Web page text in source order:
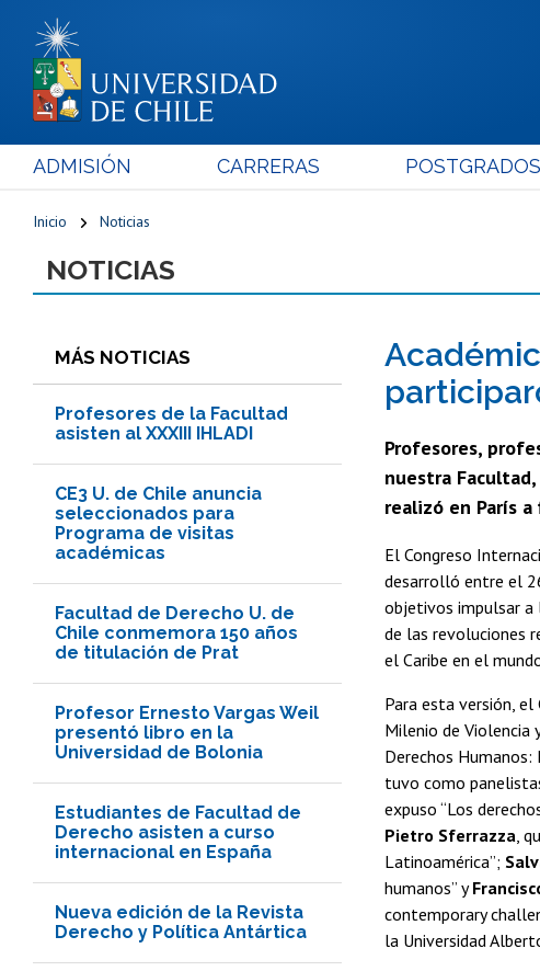
ADMISIÓN CARRERAS POSTGRADOS
Inicio Noticias
NOTICIAS
MÁS NOTICIAS
Profesores de la Facultad
asisten al XXXIII IHLADI
CE3 U. de Chile anuncia
seleccionados para
Programa de visitas
académicas
Facultad de Derecho U. de
Chile conmemora 150 años
de titulación de Prat
Profesor Ernesto Vargas Weil
presentó libro en la
Universidad de Bolonia
Estudiantes de Facultad de
Derecho asisten a curso
internacional en España
Nueva edición de la Revista
Derecho y Política Antártica
Profesores,
nuestra
realizó en París
El Congreso
desarrolló entre el
objetivos impulsar a
de las revoluciones
el Caribe en el
Para esta versión,
Milenio de Violencia
Derechos
tuvo como
expuso “Los
Pietro Sferrazza ,
Latinoamérica”;
humanos” y
contemporary
la Universidad